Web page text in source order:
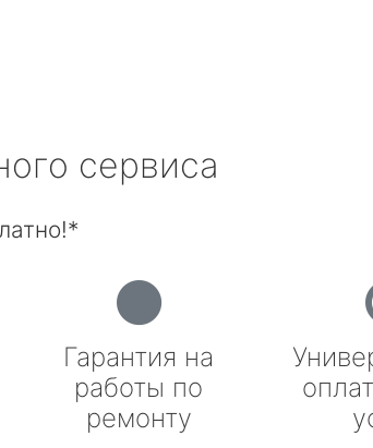
сервиса
Гарантия на
работы по
ремонту